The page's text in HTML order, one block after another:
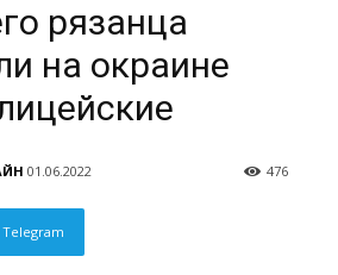
рязанца
на окраине
01.06.2022 476
Telegram